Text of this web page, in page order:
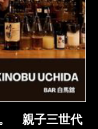
親子三世代